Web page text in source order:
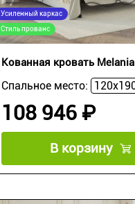
Усиленный каркас
Стиль прованс
Кованная кровать Melania
Спальное место:
108 946 ₽
В корзину